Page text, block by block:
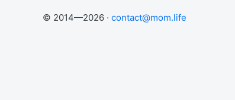
© 2014—2026 · contact@mom.life